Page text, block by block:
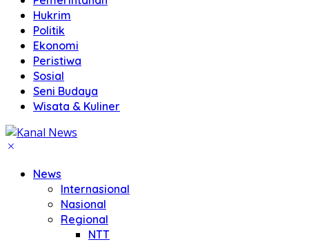
Hukrim
Politik
Ekonomi
Peristiwa
Sosial
Seni Budaya
Wisata & Kuliner
News
Internasional
Nasional
Regional
NTT